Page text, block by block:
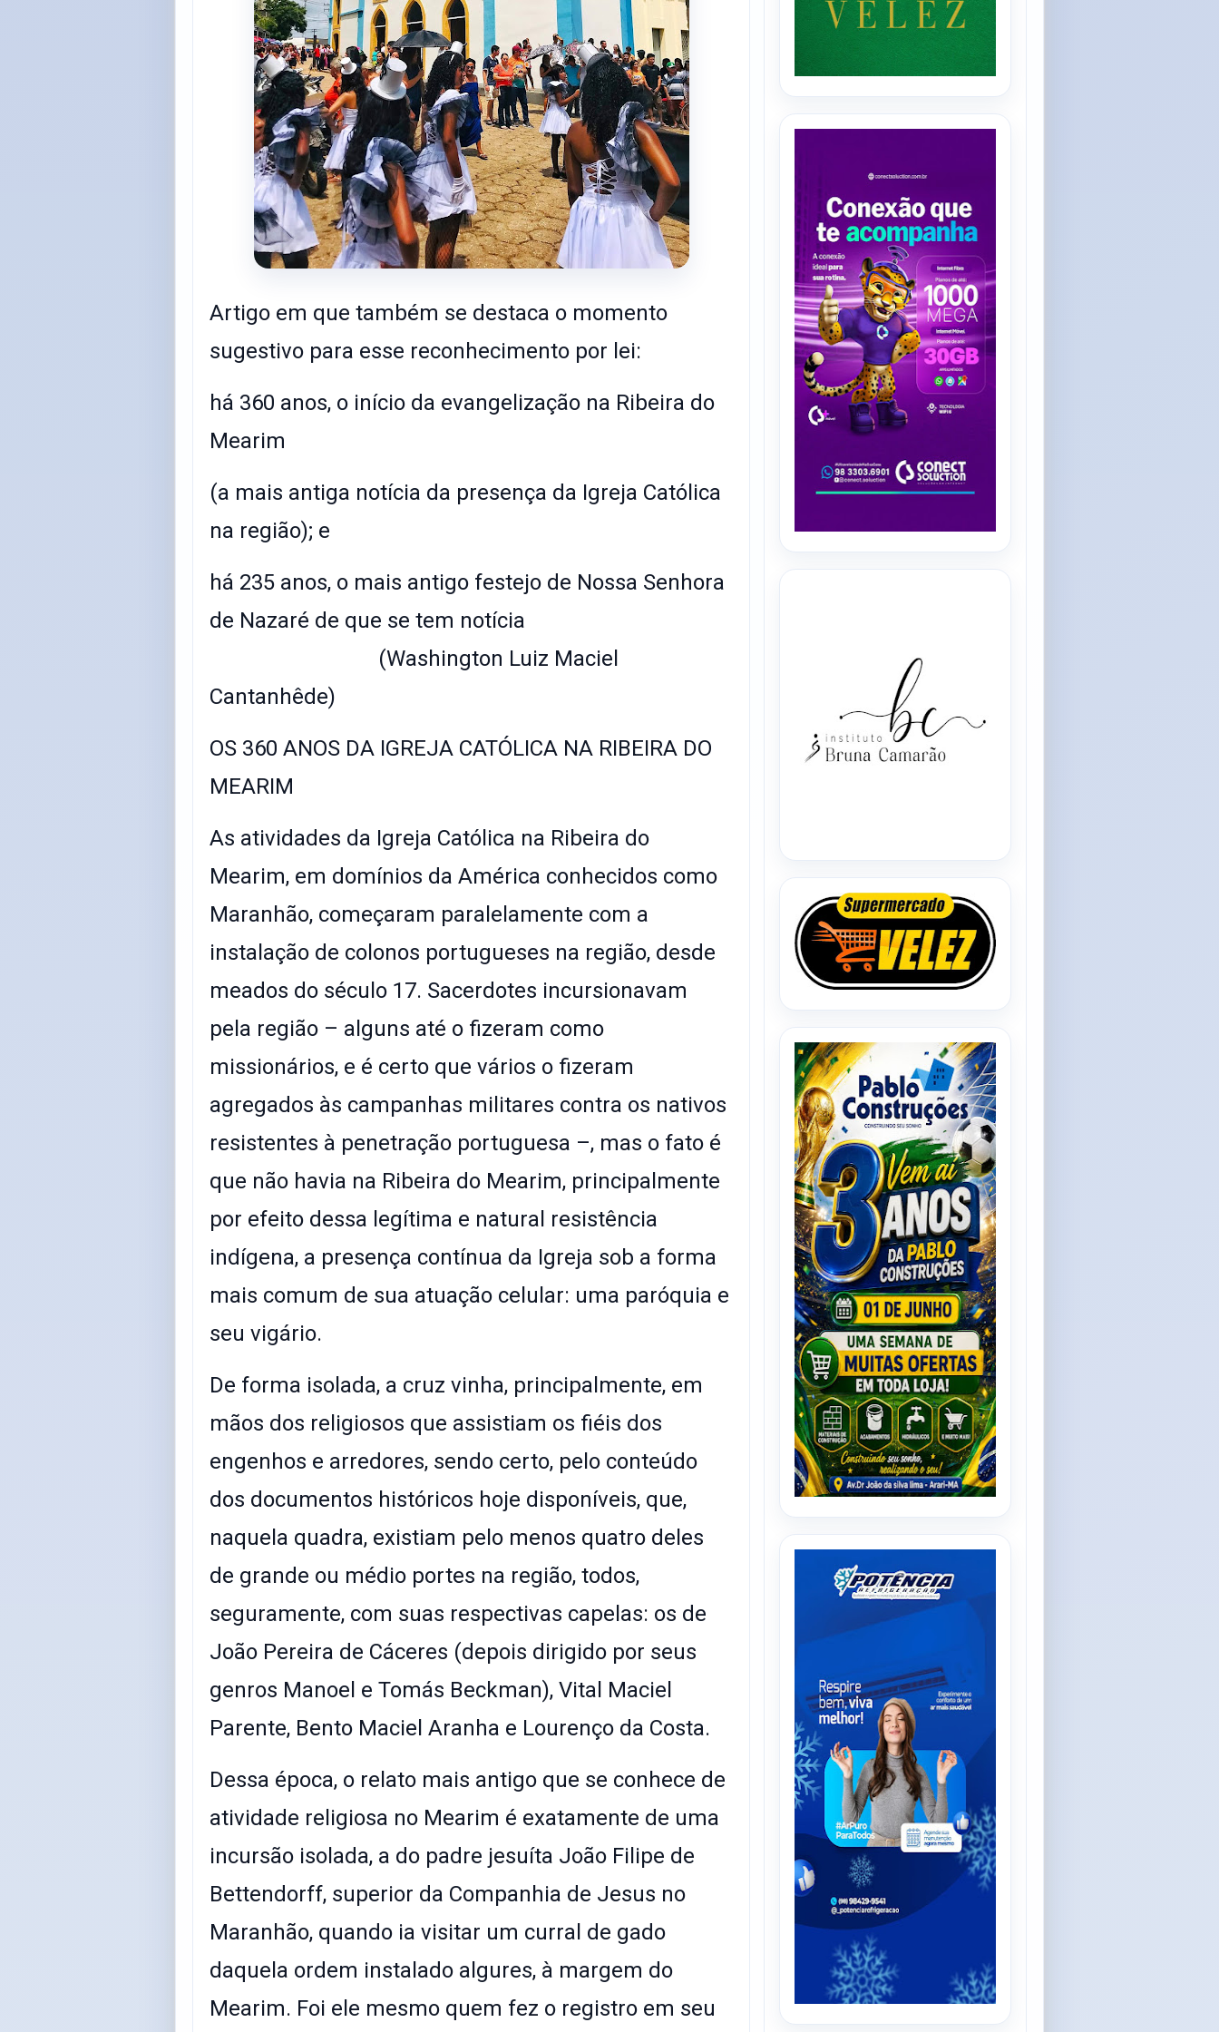
Artigo em que também se destaca o momento
sugestivo para esse reconhecimento por lei:
há 360 anos, o início da evangelização na Ribeira do
Mearim
(a mais antiga notícia da presença da Igreja Católica
na região); e
há 235 anos, o mais antigo festejo de Nossa Senhora
de Nazaré de que se tem notícia
(Washington Luiz Maciel
Cantanhêde)
OS 360 ANOS DA IGREJA CATÓLICA NA RIBEIRA DO
MEARIM
As atividades da Igreja Católica na Ribeira do
Mearim, em domínios da América conhecidos como
Maranhão, começaram paralelamente com a
instalação de colonos portugueses na região, desde
meados do século 17. Sacerdotes incursionavam
pela região – alguns até o fizeram como
missionários, e é certo que vários o fizeram
agregados às campanhas militares contra os nativos
resistentes à penetração portuguesa –, mas o fato é
que não havia na Ribeira do Mearim, principalmente
por efeito dessa legítima e natural resistência
indígena, a presença contínua da Igreja sob a forma
mais comum de sua atuação celular: uma paróquia e
seu vigário.
De forma isolada, a cruz vinha, principalmente, em
mãos dos religiosos que assistiam os fiéis dos
engenhos e arredores, sendo certo, pelo conteúdo
dos documentos históricos hoje disponíveis, que,
naquela quadra, existiam pelo menos quatro deles
de grande ou médio portes na região, todos,
seguramente, com suas respectivas capelas: os de
João Pereira de Cáceres (depois dirigido por seus
genros Manoel e Tomás Beckman), Vital Maciel
Parente, Bento Maciel Aranha e Lourenço da Costa.
Dessa época, o relato mais antigo que se conhece de
atividade religiosa no Mearim é exatamente de uma
incursão isolada, a do padre jesuíta João Filipe de
Bettendorff, superior da Companhia de Jesus no
Maranhão, quando ia visitar um curral de gado
daquela ordem instalado algures, à margem do
Mearim. Foi ele mesmo quem fez o registro em seu